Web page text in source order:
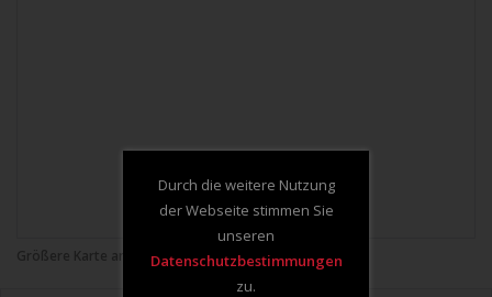
Durch die weitere Nutzung
der Webseite stimmen Sie
unseren
Datenschutzbestimmungen
zu.
Größere Karte anzeigen